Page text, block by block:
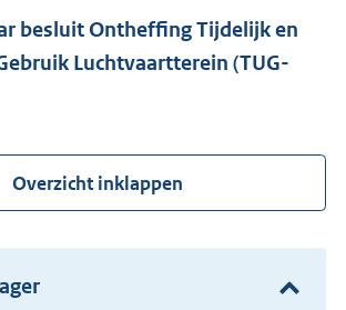
besluit Ontheffing Tijdelijk en
Luchtvaartterein (TUG-
Overzicht inklappen